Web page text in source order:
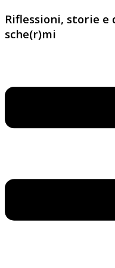
Riflessioni, storie
sche(r)mi